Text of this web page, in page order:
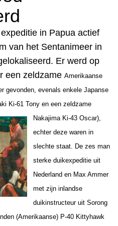
in Papua actief
van het Sentanimeer in
Er werd op
een zeldzame Amerikaanse
gevonden, evenals enkele Japanse
Ki-61 Tony en een zeldzame
Nakajima Ki-43 Oscar),
echter deze waren in
slechte staat.
De zes man
sterke duikexpeditie uit
Nederland en Max Ammer
met zijn inlandse
duikinstructeur uit Sorong
(Amerikaanse) P-40 Kittyhawk